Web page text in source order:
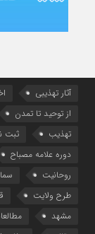
آثار تهذیبی
از توحید تا تمدن
تهذیب
ثبت
دوره علامه مصباح
روحانیت
طرح ولایت
مشهد